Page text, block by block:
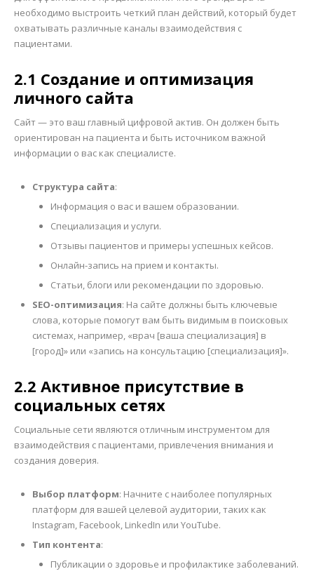
необходимо выстроить четкий план действий, который будет
охватывать различные каналы взаимодействия с
пациентами.
2.1 Создание и оптимизация
личного сайта
Сайт — это ваш главный цифровой актив. Он должен быть
ориентирован на пациента и быть источником важной
информации о вас как специалисте.
Структура сайта:
Информация о вас и вашем образовании.
Специализация и услуги.
Отзывы пациентов и примеры успешных кейсов.
Онлайн-запись на прием и контакты.
Статьи, блоги или рекомендации по здоровью.
SEO-оптимизация: На сайте должны быть ключевые
слова, которые помогут вам быть видимым в поисковых
системах, например, «врач [ваша специализация] в
[город]» или «запись на консультацию [специализация]».
2.2 Активное присутствие в
социальных сетях
Социальные сети являются отличным инструментом для
взаимодействия с пациентами, привлечения внимания и
создания доверия.
Выбор платформ: Начните с наиболее популярных
платформ для вашей целевой аудитории, таких как
Instagram, Facebook, LinkedIn или YouTube.
Тип контента:
Публикации о здоровье и профилактике заболеваний.